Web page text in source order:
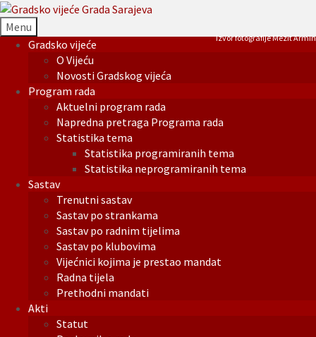
Menu
Gradsko vijeće
O Vijeću
Novosti Gradskog vijeća
Program rada
Aktuelni program rada
Napredna pretraga Programa rada
Statistika tema
Statistika programiranih tema
Statistika neprogramiranih tema
Sastav
Trenutni sastav
Sastav po strankama
Sastav po radnim tijelima
Sastav po klubovima
Vijećnici kojima je prestao mandat
Radna tijela
Prethodni mandati
Akti
Statut
Izvor fotografije Mezit Armin